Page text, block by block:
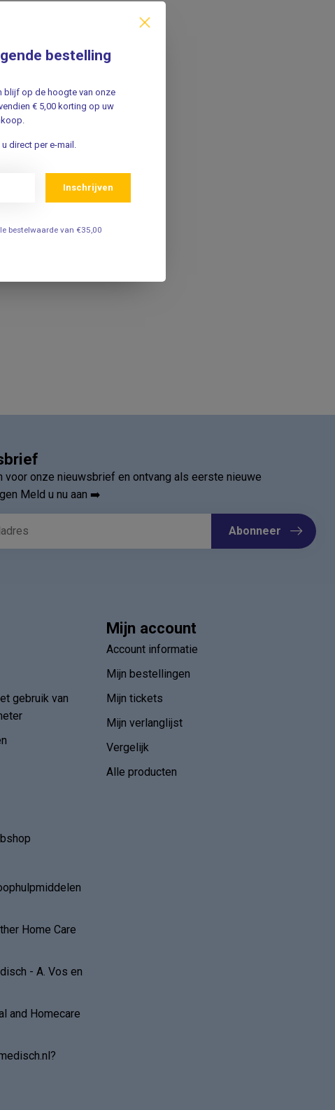
voor onze nieuwsbrief en ontvang als eerste nieuwe
Meld u nu aan ➡️
Abonneer
gebruik van
Home Care
- A. Vos en
and Homecare
Mijn account
Account informatie
Mijn bestellingen
Mijn tickets
Mijn verlanglijst
Vergelijk
Alle producten
bestelling
blijf op de hoogte van onze
€ 5,00 korting op uw
direct per e-mail.
Inschrijven
bestelwaarde van €35,00